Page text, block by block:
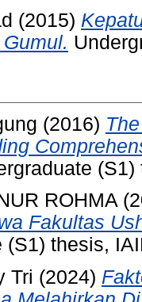
(2015)
(2016)
ROHMA
Fakultas
(S1) thesis,
Tri (2024)